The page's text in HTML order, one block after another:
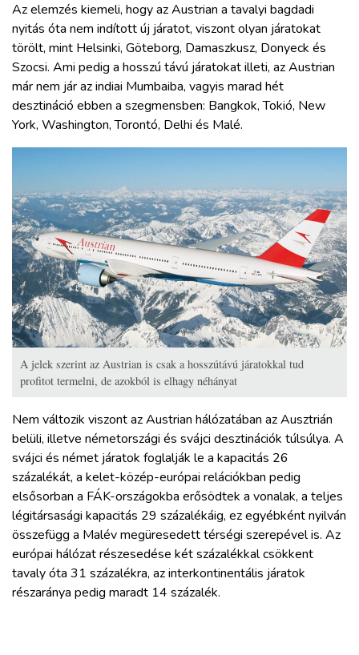
Az elemzés kiemeli, hogy az Austrian a tavalyi bagdadi
nyitás óta nem indított új járatot, viszont olyan járatokat
törölt, mint Helsinki, Göteborg, Damaszkusz, Donyeck és
Szocsi. Ami pedig a hosszú távú járatokat illeti, az Austrian
már nem jár az indiai Mumbaiba, vagyis marad hét
desztináció ebben a szegmensben: Bangkok, Tokió, New
York, Washington, Torontó, Delhi és Malé.
A jelek szerint az Austrian is csak a hosszútávú járatokkal tud
profitot termelni, de azokból is elhagy néhányat
Nem változik viszont az Austrian hálózatában az Ausztrián
belüli, illetve németországi és svájci desztinációk túlsúlya. A
svájci és német járatok foglalják le a kapacitás 26
százalékát, a kelet-közép-európai relációkban pedig
elsősorban a FÁK-országokba erősödtek a vonalak, a teljes
légitársasági kapacitás 29 százalékáig, ez egyébként nyilván
összefügg a Malév megüresedett térségi szerepével is. Az
európai hálózat részesedése két százalékkal csökkent
tavaly óta 31 százalékra, az interkontinentális járatok
részaránya pedig maradt 14 százalék.